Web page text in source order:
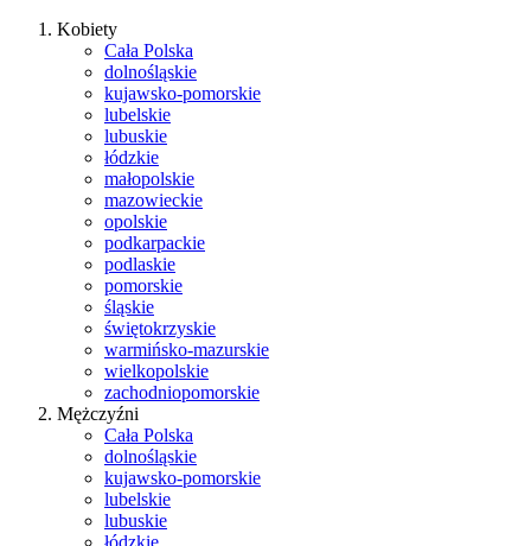
Kobiety
Cała Polska
dolnośląskie
kujawsko-pomorskie
lubelskie
lubuskie
łódzkie
małopolskie
mazowieckie
opolskie
podkarpackie
podlaskie
pomorskie
śląskie
świętokrzyskie
warmińsko-mazurskie
wielkopolskie
zachodniopomorskie
Mężczyźni
Cała Polska
dolnośląskie
kujawsko-pomorskie
lubelskie
lubuskie
łódzkie